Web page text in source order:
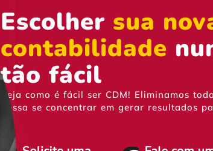
Escolher sua
contabilidade
tão fácil
Veja como é fácil ser CDM! Eliminamos
possa se concentrar em gerar resultados